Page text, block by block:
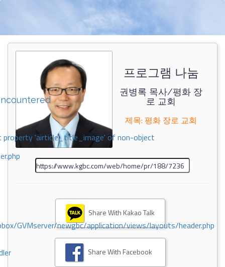
property 'airticle_title_image' of non-object
GVMserver/newgbc/application/views/layouts/header.php
프로그램 나눔
권병록 목사/평화 장
로 교회
제목: 평화 장로 교회
Share With Kakao Talk
Share With Facebook